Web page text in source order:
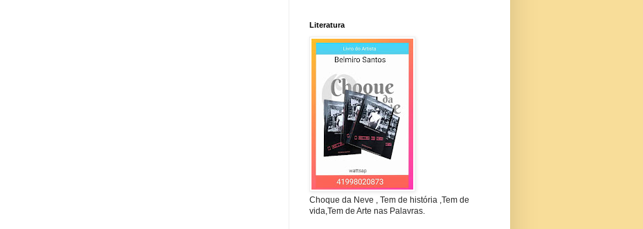
Literatura
Choque da Neve , Tem de história ,Tem de
vida,Tem de Arte nas Palavras.